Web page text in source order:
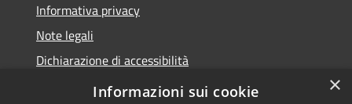
Informativa privacy
Note legali
Dichiarazione di accessibilità
Piano di miglioramento del sito
×
Informazioni sui cookie